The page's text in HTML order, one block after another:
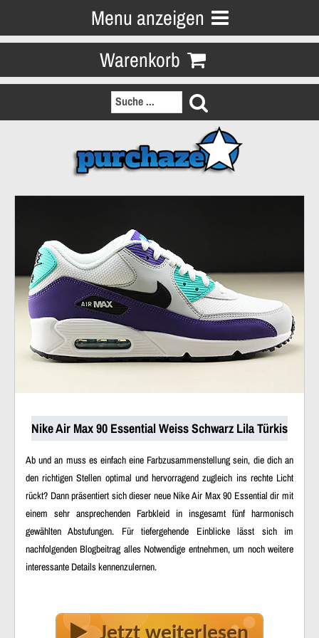
Menu anzeigen
Warenkorb
Nike Air Max 90 Essential Weiss Schwarz Lila Türkis
Ab und an muss es einfach eine Farbzusammenstellung sein, die dich an
den richtigen Stellen optimal und hervorragend zugleich ins rechte Licht
rückt? Dann präsentiert sich dieser neue Nike Air Max 90 Essential dir mit
einem sehr ansprechenden Farbkleid in insgesamt fünf harmonisch
gewählten Abstufungen. Für tiefergehende Einblicke lässt sich im
nachfolgenden Blogbeitrag alles Notwendige entnehmen, um noch weitere
interessante Details kennenzulernen.